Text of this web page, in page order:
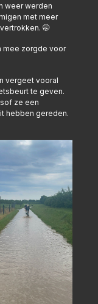
weer werden
met meer
🤭
mee zorgde voor
vergeet vooral
te geven.
ze een
hebben gereden.